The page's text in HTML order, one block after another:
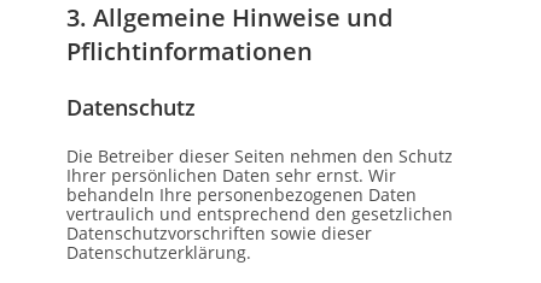
3. Allgemeine Hinweise und
Pflicht­informationen
Datenschutz
Die Betreiber dieser Seiten nehmen den Schutz
Ihrer persönlichen Daten sehr ernst. Wir
behandeln Ihre personenbezogenen Daten
vertraulich und entsprechend den gesetzlichen
Datenschutzvorschriften sowie dieser
Datenschutzerklärung.